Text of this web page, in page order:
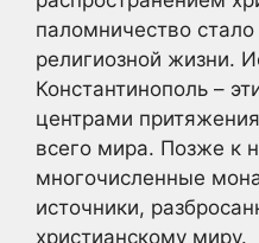
паломничество
религиозной жизни.
Константинополь –
центрами
всего мира. Позже к
многочисленные
источники,
христианскому миру.